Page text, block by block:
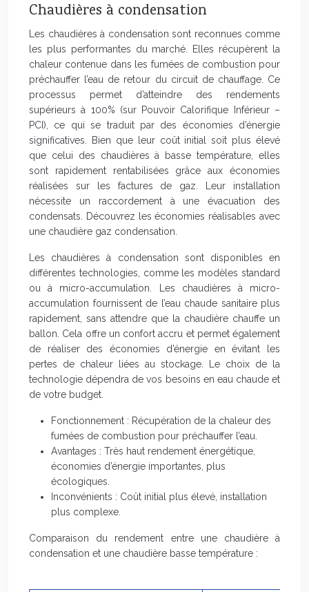
Chaudières à condensation
Les chaudières à condensation sont reconnues comme
les plus performantes du marché. Elles récupèrent la
chaleur contenue dans les fumées de combustion pour
préchauffer l’eau de retour du circuit de chauffage. Ce
processus permet d’atteindre des rendements
supérieurs à 100% (sur Pouvoir Calorifique Inférieur –
PCI), ce qui se traduit par des économies d’énergie
significatives. Bien que leur coût initial soit plus élevé
que celui des chaudières à basse température, elles
sont rapidement rentabilisées grâce aux économies
réalisées sur les factures de gaz. Leur installation
nécessite un raccordement à une évacuation des
condensats. Découvrez les économies réalisables avec
une chaudière gaz condensation.
Les chaudières à condensation sont disponibles en
différentes technologies, comme les modèles standard
ou à micro-accumulation. Les chaudières à micro-
accumulation fournissent de l’eau chaude sanitaire plus
rapidement, sans attendre que la chaudière chauffe un
ballon. Cela offre un confort accru et permet également
de réaliser des économies d’énergie en évitant les
pertes de chaleur liées au stockage. Le choix de la
technologie dépendra de vos besoins en eau chaude et
de votre budget.
Fonctionnement : Récupération de la chaleur des
fumées de combustion pour préchauffer l’eau.
Avantages : Très haut rendement énergétique,
économies d’énergie importantes, plus
écologiques.
Inconvénients : Coût initial plus élevé, installation
plus complexe.
Comparaison du rendement entre une chaudière à
condensation et une chaudière basse température :